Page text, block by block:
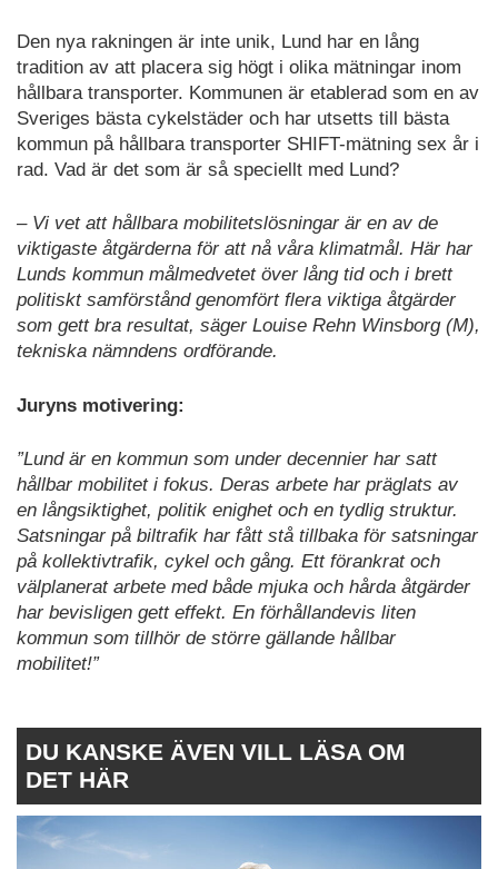
Den nya rakningen är inte unik, Lund har en lång
tradition av att placera sig högt i olika mätningar inom
hållbara transporter. Kommunen är etablerad som en av
Sveriges bästa cykelstäder och har utsetts till bästa
kommun på hållbara transporter SHIFT-mätning sex år i
rad. Vad är det som är så speciellt med Lund?
– Vi vet att hållbara mobilitetslösningar är en av de
viktigaste åtgärderna för att nå våra klimatmål. Här har
Lunds kommun målmedvetet över lång tid och i brett
politiskt samförstånd genomfört flera viktiga åtgärder
som gett bra resultat, säger Louise Rehn Winsborg (M),
tekniska nämndens ordförande.
Juryns motivering:
”Lund är en kommun som under decennier har satt
hållbar mobilitet i fokus. Deras arbete har präglats av
en långsiktighet, politik enighet och en tydlig struktur.
Satsningar på biltrafik har fått stå tillbaka för satsningar
på kollektivtrafik, cykel och gång. Ett förankrat och
välplanerat arbete med både mjuka och hårda åtgärder
har bevisligen gett effekt. En förhållandevis liten
kommun som tillhör de större gällande hållbar
mobilitet!”
DU KANSKE ÄVEN VILL LÄSA OM
DET HÄR